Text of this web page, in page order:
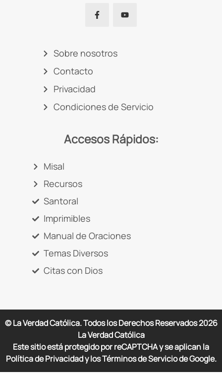
Sobre nosotros
Contacto
Privacidad
Condiciones de Servicio
Accesos Rápidos:
Misal
Recursos
Santoral
Imprimibles
Manual de Oraciones
Temas Diversos
Citas con Dios
© La Verdad Católica. Todos los Derechos Reservados2026
La Verdad Católica
Este sitio está protegido por reCAPTCHA y se aplican la
Política de Privacidad y los Términos de Servicio de Google.